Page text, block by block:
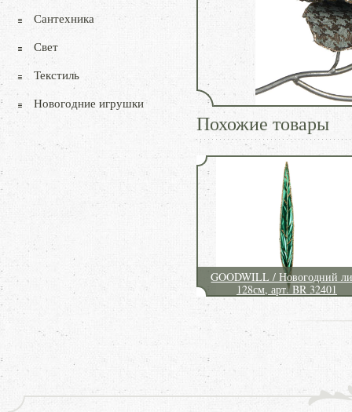
Похожие товары
GOODWILL / Новогодний
128см, арт. BR 32401
Сантехника
Свет
Текстиль
Новогодние игрушки